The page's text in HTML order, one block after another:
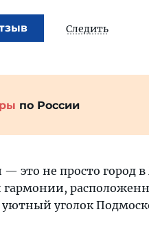
Следить
по России
это не просто город
гармонии,
уютный уголок